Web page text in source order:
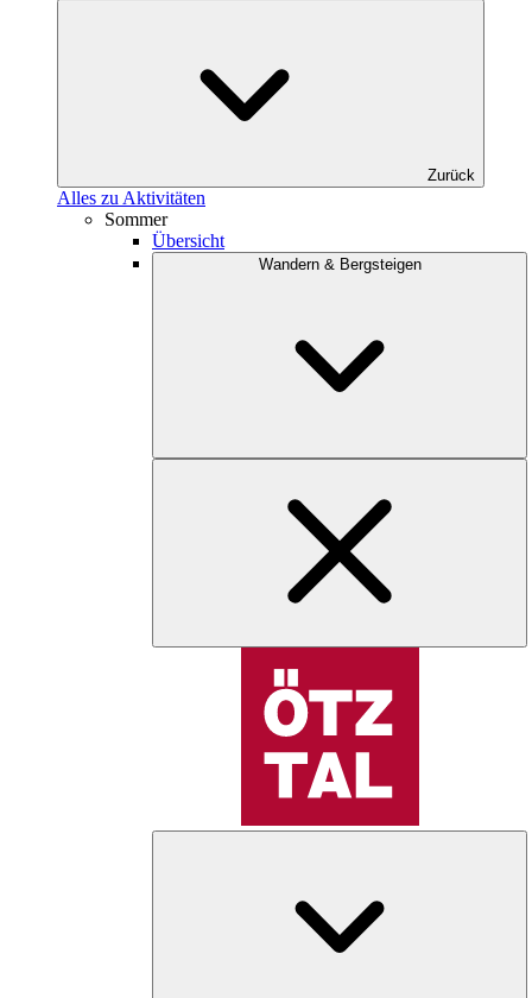
Zurück
Alles zu Aktivitäten
Sommer
Übersicht
Wandern & Bergsteigen